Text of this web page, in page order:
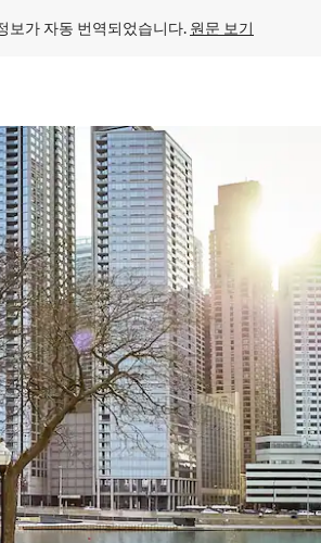
보가 자동 번역되었습니다. 원문 보기
탐색하세요.